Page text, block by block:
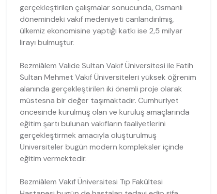
gerçekleştirilen çalışmalar sonucunda, Osmanlı
dönemindeki vakıf medeniyeti canlandırılmış,
ülkemiz ekonomisine yaptığı katkı ise 2,5 milyar
lirayı bulmuştur.
Bezmiâlem Valide Sultan Vakıf Üniversitesi ile Fatih
Sultan Mehmet Vakıf Üniversiteleri yüksek öğrenim
alanında gerçekleştirilen iki önemli proje olarak
müstesna bir değer taşımaktadır. Cumhuriyet
öncesinde kurulmuş olan ve kuruluş amaçlarında
eğitim şartı bulunan vakıfların faaliyetlerini
gerçekleştirmek amacıyla oluşturulmuş
Üniversiteler bugün modern kompleksler içinde
eğitim vermektedir.
Bezmiâlem Vakıf Üniversitesi Tıp Fakültesi